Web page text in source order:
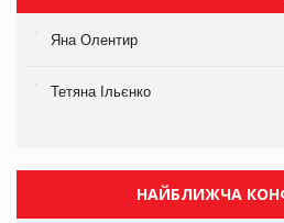
Яна Олентир
Тетяна Ільєнко
НАЙБЛИЖЧА